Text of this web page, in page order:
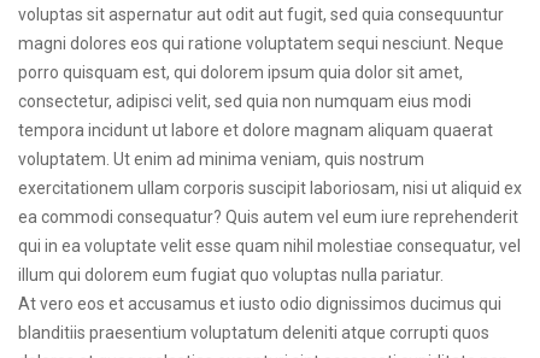
voluptas sit aspernatur aut odit aut fugit, sed quia consequuntur
magni dolores eos qui ratione voluptatem sequi nesciunt. Neque
porro quisquam est, qui dolorem ipsum quia dolor sit amet,
consectetur, adipisci velit, sed quia non numquam eius modi
tempora incidunt ut labore et dolore magnam aliquam quaerat
voluptatem. Ut enim ad minima veniam, quis nostrum
exercitationem ullam corporis suscipit laboriosam, nisi ut aliquid ex
ea commodi consequatur? Quis autem vel eum iure reprehenderit
qui in ea voluptate velit esse quam nihil molestiae consequatur, vel
illum qui dolorem eum fugiat quo voluptas nulla pariatur.
At vero eos et accusamus et iusto odio dignissimos ducimus qui
blanditiis praesentium voluptatum deleniti atque corrupti quos